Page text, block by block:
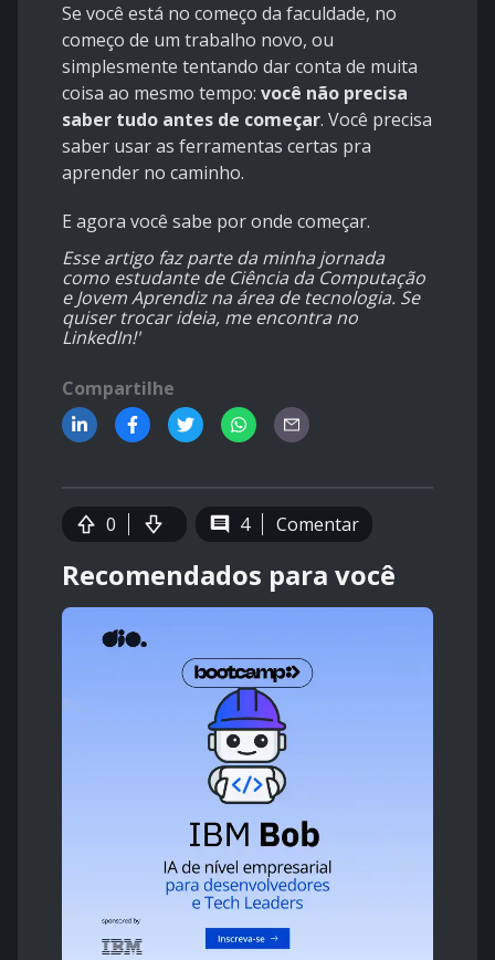
Se você está no começo da faculdade, no
começo de um trabalho novo, ou
simplesmente tentando dar conta de muita
coisa ao mesmo tempo: você não precisa
saber tudo antes de começar. Você precisa
saber usar as ferramentas certas pra
aprender no caminho.
E agora você sabe por onde começar.
Esse artigo faz parte da minha jornada
como estudante de Ciência da Computação
e Jovem Aprendiz na área de tecnologia. Se
quiser trocar ideia, me encontra no
LinkedIn!'
Compartilhe
0 4 Comentar
Recomendados para você